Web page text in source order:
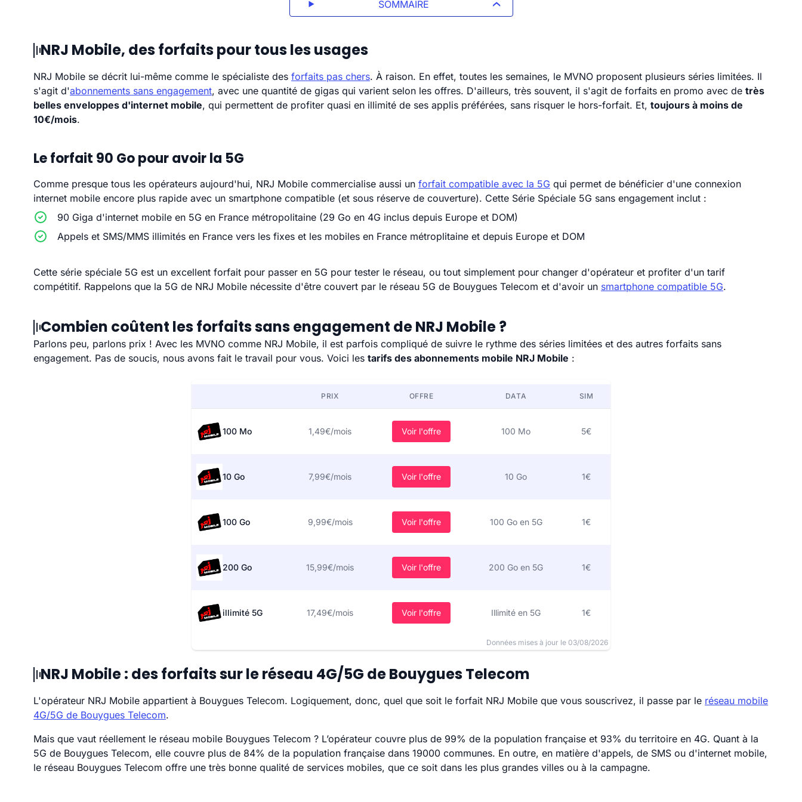
SOMMAIRE
NRJ Mobile, des forfaits pour tous les usages
NRJ Mobile se décrit lui-même comme le spécialiste des forfaits pas chers. À raison. En effet, toutes les semaines, le MVNO proposent plusieurs séries limitées. Il
s'agit d'abonnements sans engagement, avec une quantité de gigas qui varient selon les offres. D'ailleurs, très souvent, il s'agit de forfaits en promo avec de très
belles enveloppes d'internet mobile, qui permettent de profiter quasi en illimité de ses applis préférées, sans risquer le hors-forfait. Et, toujours à moins de
10€/mois.
Le forfait 90 Go pour avoir la 5G
Comme presque tous les opérateurs aujourd'hui, NRJ Mobile commercialise aussi un forfait compatible avec la 5G qui permet de bénéficier d'une connexion
internet mobile encore plus rapide avec un smartphone compatible (et sous réserve de couverture). Cette Série Spéciale 5G sans engagement inclut :
90 Giga d'internet mobile en 5G en France métropolitaine (29 Go en 4G inclus depuis Europe et DOM)
Appels et SMS/MMS illimités en France vers les fixes et les mobiles en France métroplitaine et depuis Europe et DOM
Cette série spéciale 5G est un excellent forfait pour passer en 5G pour tester le réseau, ou tout simplement pour changer d'opérateur et profiter d'un tarif
compétitif. Rappelons que la 5G de NRJ Mobile nécessite d'être couvert par le réseau 5G de Bouygues Telecom et d'avoir un smartphone compatible 5G.
Combien coûtent les forfaits sans engagement de NRJ Mobile ?
Parlons peu, parlons prix ! Avec les MVNO comme NRJ Mobile, il est parfois compliqué de suivre le rythme des séries limitées et des autres forfaits sans
engagement. Pas de soucis, nous avons fait le travail pour vous. Voici les tarifs des abonnements mobile NRJ Mobile :
PRIX OFFRE DATA SIM
100 Mo 1,49€/mois Voir l'offre 100 Mo 5€
10 Go 7,99€/mois Voir l'offre 10 Go 1€
100 Go 9,99€/mois Voir l'offre 100 Go en 5G 1€
200 Go 15,99€/mois Voir l'offre 200 Go en 5G 1€
illimité 5G 17,49€/mois Voir l'offre Illimité en 5G 1€
Données mises à jour le 03/08/2026
NRJ Mobile : des forfaits sur le réseau 4G/5G de Bouygues Telecom
L'opérateur NRJ Mobile appartient à Bouygues Telecom. Logiquement, donc, quel que soit le forfait NRJ Mobile que vous souscrivez, il passe par le réseau mobile
4G/5G de Bouygues Telecom.
Mais que vaut réellement le réseau mobile Bouygues Telecom ? L’opérateur couvre plus de 99% de la population française et 93% du territoire en 4G. Quant à la
5G de Bouygues Telecom, elle couvre plus de 84% de la population française dans 19000 communes. En outre, en matière d'appels, de SMS ou d'internet mobile,
le réseau Bouygues Telecom offre une très bonne qualité de services mobiles, que ce soit dans les plus grandes villes ou à la campagne.